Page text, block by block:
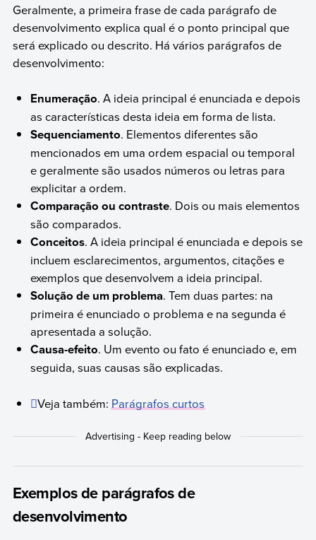
Geralmente, a primeira frase de cada parágrafo de
desenvolvimento explica qual é o ponto principal que
será explicado ou descrito. Há vários parágrafos de
desenvolvimento:
Enumeração. A ideia principal é enunciada e depois
as características desta ideia em forma de lista.
Sequenciamento. Elementos diferentes são
mencionados em uma ordem espacial ou temporal
e geralmente são usados números ou letras para
explicitar a ordem.
Comparação ou contraste. Dois ou mais elementos
são comparados.
Conceitos. A ideia principal é enunciada e depois se
incluem esclarecimentos, argumentos, citações e
exemplos que desenvolvem a ideia principal.
Solução de um problema. Tem duas partes: na
primeira é enunciado o problema e na segunda é
apresentada a solução.
Causa-efeito. Um evento ou fato é enunciado e, em
seguida, suas causas são explicadas.
Veja também:Parágrafos curtos
Exemplos de parágrafos de
desenvolvimento